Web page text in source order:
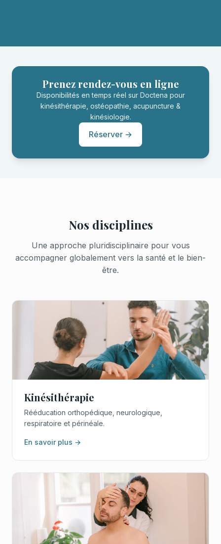
Prenez rendez-vous en ligne
Disponibilités en temps réel sur Doctena pour
kinésithérapie, ostéopathie, acupuncture &
kinésiologie.
Réserver →
Nos disciplines
Une approche pluridisciplinaire pour vous
accompagner globalement vers la santé et le bien-
être.
Kinésithérapie
Rééducation orthopédique, neurologique,
respiratoire et périnéale.
En savoir plus →